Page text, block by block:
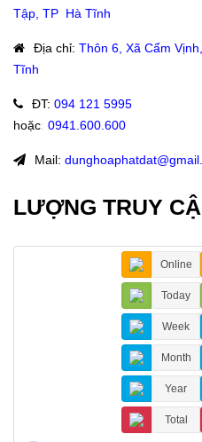
Tập, TP Hà Tĩnh
Địa chỉ: Thôn 6, Xã Cẩm
Tĩnh
ĐT: 094 121 5995
hoặc: 0941.600.600
Mail:
LƯỢNG TRUY
Online
Today
Week
Month
Year
Total